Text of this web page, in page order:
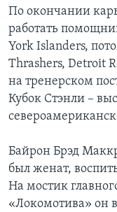
По окончании
работать
York Islanders,
Thrashers, Detroit
на тренерском
Кубок Стэнли –
Байрон Брэд
был женат,
На мостик
«Локомотива» он